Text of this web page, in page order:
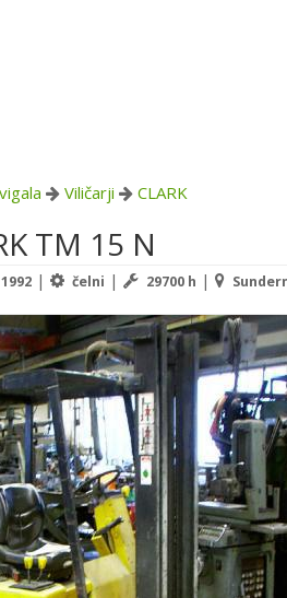
Viličarji CLARK
TM 15 N
1992 | čelni | 29700 h |